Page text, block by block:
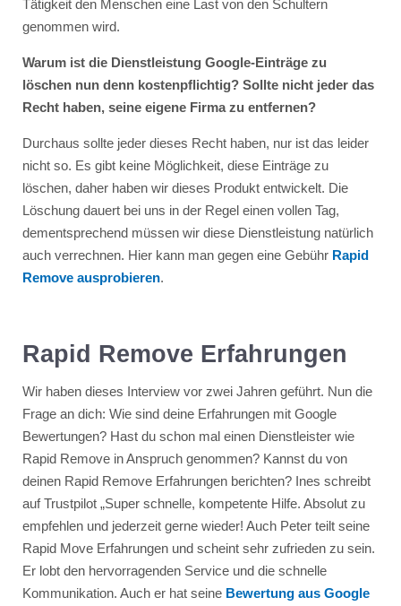
Tätigkeit den Menschen eine Last von den Schultern
genommen wird.
Warum ist die Dienstleistung Google-Einträge zu
löschen nun denn kostenpflichtig? Sollte nicht jeder das
Recht haben, seine eigene Firma zu entfernen?
Durchaus sollte jeder dieses Recht haben, nur ist das leider
nicht so. Es gibt keine Möglichkeit, diese Einträge zu
löschen, daher haben wir dieses Produkt entwickelt. Die
Löschung dauert bei uns in der Regel einen vollen Tag,
dementsprechend müssen wir diese Dienstleistung natürlich
auch verrechnen. Hier kann man gegen eine Gebühr Rapid
Remove ausprobieren.
Rapid Remove Erfahrungen
Wir haben dieses Interview vor zwei Jahren geführt. Nun die
Frage an dich: Wie sind deine Erfahrungen mit Google
Bewertungen? Hast du schon mal einen Dienstleister wie
Rapid Remove in Anspruch genommen? Kannst du von
deinen Rapid Remove Erfahrungen berichten? Ines schreibt
auf Trustpilot „Super schnelle, kompetente Hilfe. Absolut zu
empfehlen und jederzeit gerne wieder! Auch Peter teilt seine
Rapid Move Erfahrungen und scheint sehr zufrieden zu sein.
Er lobt den hervorragenden Service und die schnelle
Kommunikation. Auch er hat seine Bewertung aus Google